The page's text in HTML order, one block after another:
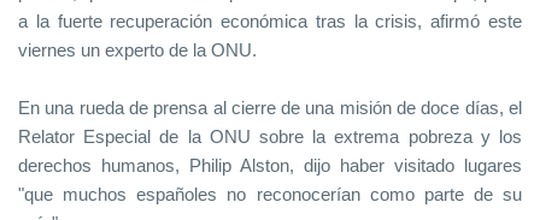
a la fuerte recuperación económica tras la crisis, afirmó este
viernes un experto de la ONU.
En una rueda de prensa al cierre de una misión de doce días, el
Relator Especial de la ONU sobre la extrema pobreza y los
derechos humanos, Philip Alston, dijo haber visitado lugares
"que muchos españoles no reconocerían como parte de su